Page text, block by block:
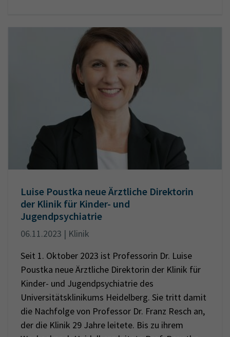
Luise Poustka neue Ärztliche Direktorin
der Klinik für Kinder- und
Jugendpsychiatrie
06.11.2023 | Klinik
Seit 1. Oktober 2023 ist Professorin Dr. Luise
Poustka neue Ärztliche Direktorin der Klinik für
Kinder- und Jugendpsychiatrie des
Universitätsklinikums Heidelberg. Sie tritt damit
die Nachfolge von Professor Dr. Franz Resch an,
der die Klinik 29 Jahre leitete. Bis zu ihrem